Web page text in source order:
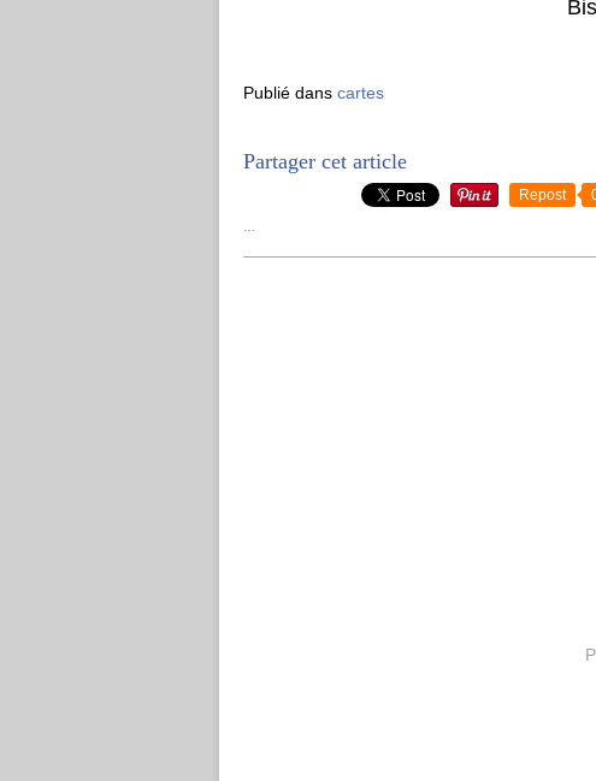
Publié dans cartes
Partager cet article
Repost